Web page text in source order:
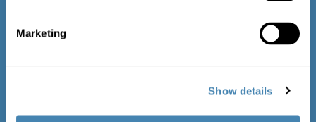
Marketing
Show details
Chi siamo